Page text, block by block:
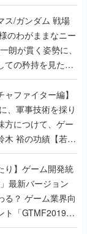
ガンダム 戦場
のわがままなニー
朗が貫く姿勢に、
ての矜持を見た
ャファイター編】
、軍事技術を採り
方につけて、ゲー
木 裕の功績【若ゲ
り】ゲーム開発統
最新バージョン
る？ ゲーム業界向
ト「GTMF2019」
めよう【PR】